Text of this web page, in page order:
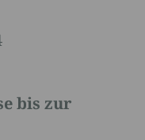
bis zur